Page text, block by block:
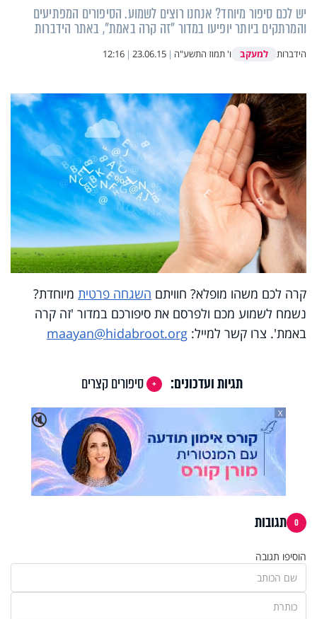
יש לכם סיפור מיוחד? אנחנו רוצים לשמוע. הסיפורים המפתיעים
והמרתקים ביותר יופיעו במדור "זה קרה באמת", באתר הידברות
הידברות למעקב ו' תמוז התשע"ה |
23.06.15
|
12:16
קרה לכם משהו מופלא? חוויתם השגחה פרטית מיוחדת?
נשמח לשמוע מכם ולפרסם את סיפורכם במדור 'זה קרה
באמת'. צרו קשר למייל: maayan@hidabroot.org
תגיות ועדכונים:
סיפורים קצרים
🔇
X
0 תגובות
הוסיפו תגובה